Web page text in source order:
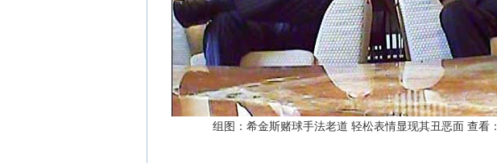
组图：希金斯赌球手法老道 轻松表情显现其丑恶面 查看：